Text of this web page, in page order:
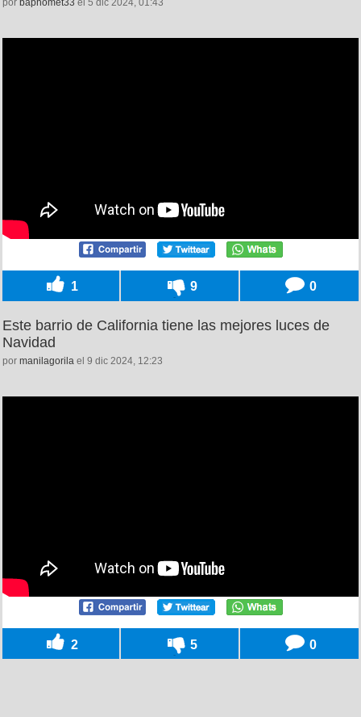
por baphomet33 el 5 dic 2024, 01:43
1 9 0
Este barrio de California tiene las mejores luces de
Navidad
por manilagorila el 9 dic 2024, 12:23
2 5 0